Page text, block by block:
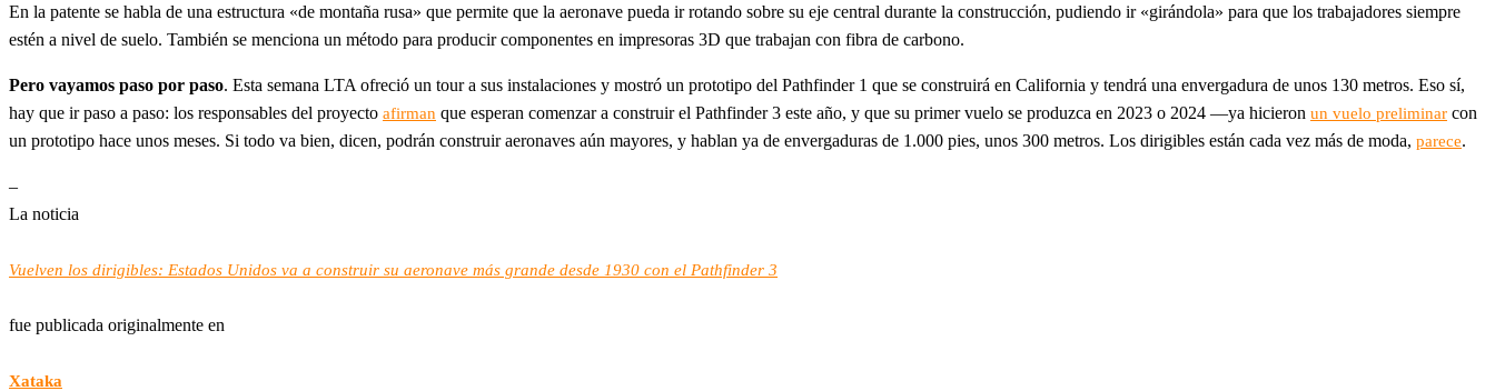
En la patente se habla de una estructura «de montaña rusa» que permite que la aeronave pueda ir rotando sobre su eje central durante la construcción, pudiendo ir «girándola» para que los trabajadores siempre
estén a nivel de suelo. También se menciona un método para producir componentes en impresoras 3D que trabajan con fibra de carbono.
Pero vayamos paso por paso. Esta semana LTA ofreció un tour a sus instalaciones y mostró un prototipo del Pathfinder 1 que se construirá en California y tendrá una envergadura de unos 130 metros. Eso sí,
hay que ir paso a paso: los responsables del proyecto afirman que esperan comenzar a construir el Pathfinder 3 este año, y que su primer vuelo se produzca en 2023 o 2024 —ya hicieron un vuelo preliminar con
un prototipo hace unos meses. Si todo va bien, dicen, podrán construir aeronaves aún mayores, y hablan ya de envergaduras de 1.000 pies, unos 300 metros. Los dirigibles están cada vez más de moda, parece.
–
La noticia
Vuelven los dirigibles: Estados Unidos va a construir su aeronave más grande desde 1930 con el Pathfinder 3
fue publicada originalmente en
Xataka